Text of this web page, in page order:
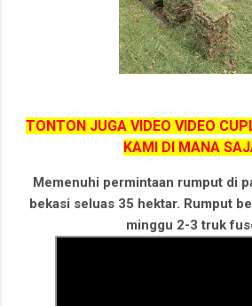
TONTON JUGA VIDEO VIDEO
KAMI DI MANA
Memenuhi permintaan rumput di
bekasi seluas 35 hektar. Rumput
minggu 2-3 truk